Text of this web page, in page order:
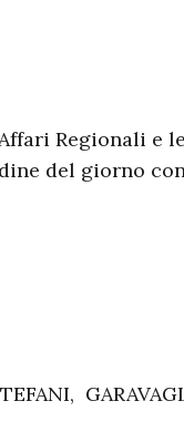
Regionali e le
del giorno